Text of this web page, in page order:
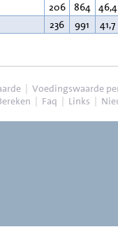
206 864 46,4
236 991 41,7
| Voedingswaarde
| Faq | Links |